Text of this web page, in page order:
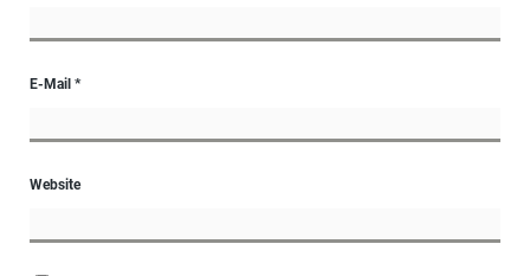
E-Mail *
Website